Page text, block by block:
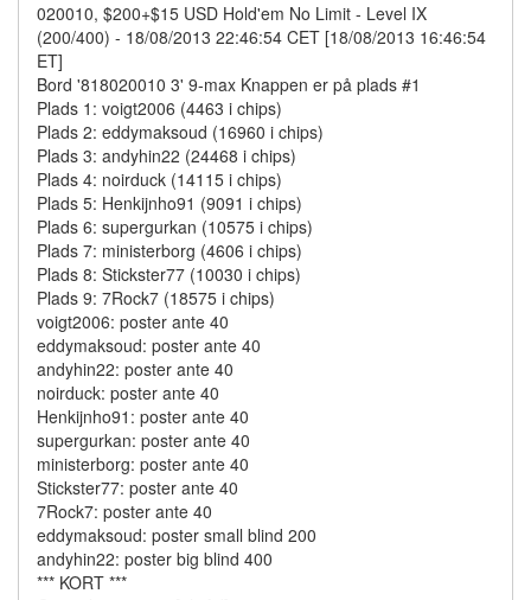
020010, $200+$15 USD Hold'em No Limit - Level IX
(200/400) - 18/08/2013 22:46:54 CET [18/08/2013 16:46:54
ET]
Bord '818020010 3' 9-max Knappen er på plads #1
Plads 1: voigt2006 (4463 i chips)
Plads 2: eddymaksoud (16960 i chips)
Plads 3: andyhin22 (24468 i chips)
Plads 4: noirduck (14115 i chips)
Plads 5: Henkijnho91 (9091 i chips)
Plads 6: supergurkan (10575 i chips)
Plads 7: ministerborg (4606 i chips)
Plads 8: Stickster77 (10030 i chips)
Plads 9: 7Rock7 (18575 i chips)
voigt2006: poster ante 40
eddymaksoud: poster ante 40
andyhin22: poster ante 40
noirduck: poster ante 40
Henkijnho91: poster ante 40
supergurkan: poster ante 40
ministerborg: poster ante 40
Stickster77: poster ante 40
7Rock7: poster ante 40
eddymaksoud: poster small blind 200
andyhin22: poster big blind 400
*** KORT ***